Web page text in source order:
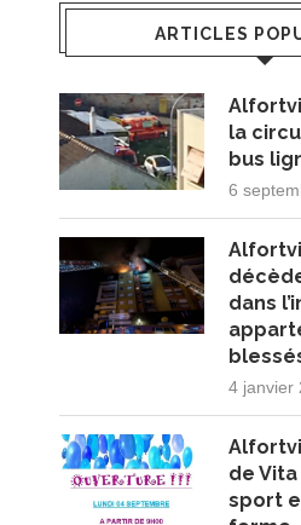
ARTICLES
la
bus
6
dans
4 janvier
de
sport